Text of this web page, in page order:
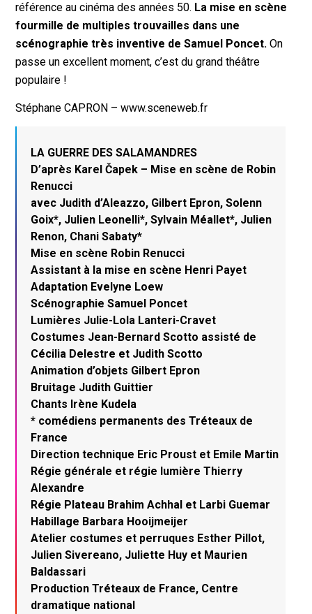
référence au cinéma des années 50. La mise en scène
fourmille de multiples trouvailles dans une
scénographie très inventive de Samuel Poncet.On
passe un excellent moment, c’est du grand théâtre
populaire !
Stéphane CAPRON – www.sceneweb.fr
LA GUERRE DES SALAMANDRES
D’après Karel Čapek – Mise en scène de Robin
Renucci
avec Judith d’Aleazzo, Gilbert Epron, Solenn
Goix*, Julien Leonelli*, Sylvain Méallet*, Julien
Renon, Chani Sabaty*
Mise en scène Robin Renucci
Assistant à la mise en scène Henri Payet
Adaptation Evelyne Loew
Scénographie Samuel Poncet
Lumières Julie-Lola Lanteri-Cravet
Costumes Jean-Bernard Scotto assisté de
Cécilia Delestre et Judith Scotto
Animation d’objets Gilbert Epron
Bruitage Judith Guittier
Chants Irène Kudela
* comédiens permanents des Tréteaux de
France
Direction technique Eric Proust et Emile Martin
Régie générale et régie lumière Thierry
Alexandre
Régie Plateau Brahim Achhal et Larbi Guemar
Habillage Barbara Hooijmeijer
Atelier costumes et perruques Esther Pillot,
Julien Sivereano, Juliette Huy et Maurien
Baldassari
Production Tréteaux de France, Centre
dramatique national